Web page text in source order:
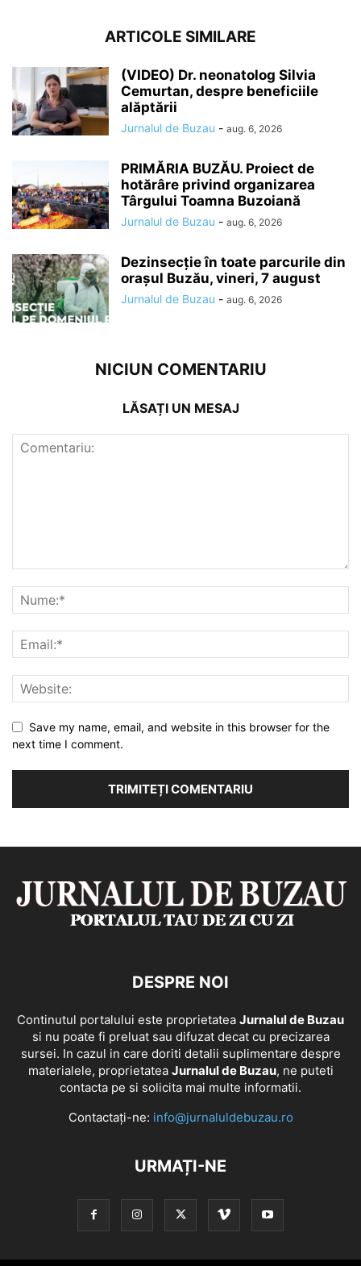
ARTICOLE SIMILARE
(VIDEO) Dr. neonatolog Silvia
Cemurtan, despre beneficiile
alăptării
Jurnalul de Buzau - aug. 6, 2026
PRIMĂRIA BUZĂU. Proiect de
hotărâre privind organizarea
Târgului Toamna Buzoiană
Jurnalul de Buzau - aug. 6, 2026
Dezinsecție în toate parcurile din
orașul Buzău, vineri, 7 august
Jurnalul de Buzau - aug. 6, 2026
NICIUN COMENTARIU
LĂSAȚI UN MESAJ
Save my name, email, and website in this browser for the
next time I comment.
DESPRE NOI
Continutul portalului este proprietatea Jurnalul de Buzau
si nu poate fi preluat sau difuzat decat cu precizarea
sursei. In cazul in care doriti detalii suplimentare despre
materialele, proprietatea Jurnalul de Buzau, ne puteti
contacta pe si solicita mai multe informatii.
Contactați-ne: info@jurnaluldebuzau.ro
URMAȚI-NE